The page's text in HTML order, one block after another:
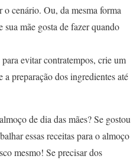
o cenário. Ou, da mesma forma
sua mãe gosta de fazer quando
para evitar contratempos, crie um
preparação dos ingredientes até
de dia das mães? Se gostou
essas receitas para o almoço
mesmo! Se precisar dos